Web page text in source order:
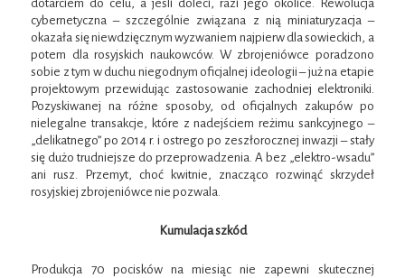
dotarciem do celu, a jeśli doleci, razi jego okolice. Rewolucja
cybernetyczna – szczególnie związana z nią miniaturyzacja –
okazała się niewdzięcznym wyzwaniem najpierw dla sowieckich, a
potem dla rosyjskich naukowców. W zbrojeniówce poradzono
sobie z tym w duchu niegodnym oficjalnej ideologii – już na etapie
projektowym przewidując zastosowanie zachodniej elektroniki.
Pozyskiwanej na różne sposoby, od oficjalnych zakupów po
nielegalne transakcje, które z nadejściem reżimu sankcyjnego –
„delikatnego” po 2014 r. i ostrego po zeszłorocznej inwazji – stały
się dużo trudniejsze do przeprowadzenia. A bez „elektro-wsadu”
ani rusz. Przemyt, choć kwitnie, znacząco rozwinąć skrzydeł
rosyjskiej zbrojeniówce nie pozwala.
Kumulacja szkód
Produkcja 70 pocisków na miesiąc nie zapewni skutecznej